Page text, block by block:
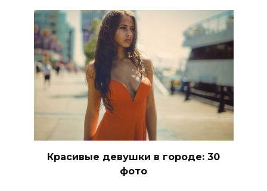
Красивые девушки в городе: 30
фото